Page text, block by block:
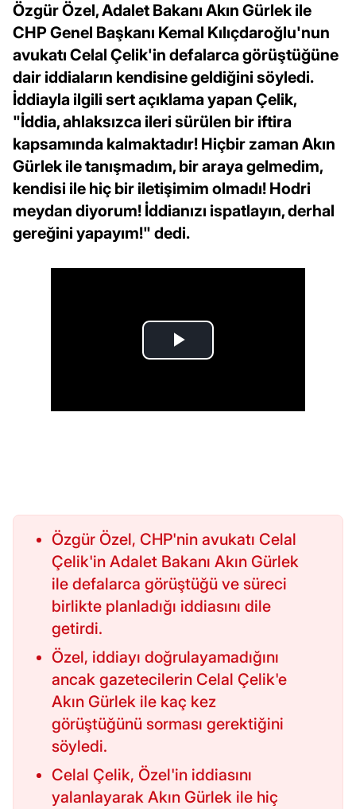
Özgür Özel, Adalet Bakanı Akın Gürlek ile
CHP Genel Başkanı Kemal Kılıçdaroğlu'nun
avukatı Celal Çelik'in defalarca görüştüğüne
dair iddiaların kendisine geldiğini söyledi.
İddiayla ilgili sert açıklama yapan Çelik,
"İddia, ahlaksızca ileri sürülen bir iftira
kapsamında kalmaktadır! Hiçbir zaman Akın
Gürlek ile tanışmadım, bir araya gelmedim,
kendisi ile hiç bir iletişimim olmadı! Hodri
meydan diyorum! İddianızı ispatlayın, derhal
gereğini yapayım!" dedi.
Özgür Özel, CHP'nin avukatı Celal
Çelik'in Adalet Bakanı Akın Gürlek
ile defalarca görüştüğü ve süreci
birlikte planladığı iddiasını dile
getirdi.
Özel, iddiayı doğrulayamadığını
ancak gazetecilerin Celal Çelik'e
Akın Gürlek ile kaç kez
görüştüğünü sorması gerektiğini
söyledi.
Celal Çelik, Özel'in iddiasını
yalanlayarak Akın Gürlek ile hiç